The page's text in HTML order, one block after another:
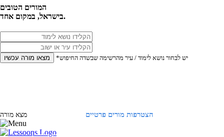
המורים הטובים
בישראל, במקום אחד.
מצאו מורה עכשיו *יש לבחור נושא לימוד / עיר מהרשימה שבשדה החיפוש
הצטרפות מורים פרטיים מצא מורה